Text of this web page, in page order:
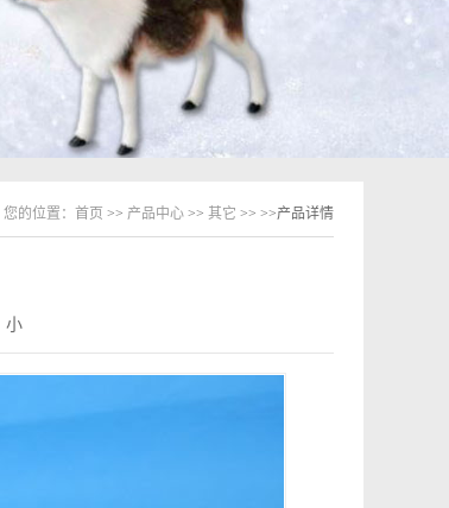
您的位置： 首页 >> 产品中心 >> 其它 >> >>产品详情
小